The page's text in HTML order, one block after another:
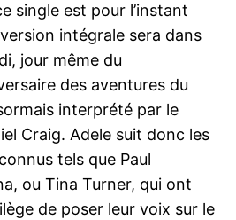
single est pour l’instant
intégrale sera dans
jour même du
des aventures du
interprété par le
Craig. Adele suit donc les
tels que Paul
ou Tina Turner, qui ont
de poser leur voix sur le